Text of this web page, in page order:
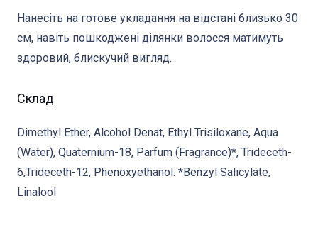
Нанесіть на готове укладання на відстані близько 30
см, навіть пошкоджені ділянки волосся матимуть
здоровий, блискучий вигляд.
Склад
Dimethyl Ether, Alcohol Denat, Ethyl Trisiloxane, Aqua
(Water), Quaternium-18, Parfum (Fragrance)*, Trideceth-
6,Trideceth-12, Phenoxyethanol. *Benzyl Salicylate,
Linalool